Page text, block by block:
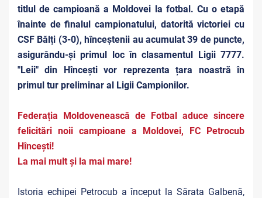
titlul de campioană a Moldovei la fotbal. Cu o etapă
înainte de finalul campionatului, datorită victoriei cu
CSF Bălți (3-0), hînceștenii au acumulat 39 de puncte,
asigurându-și primul loc în clasamentul Ligii 7777.
"Leii" din Hîncești vor reprezenta țara noastră în
primul tur preliminar al Ligii Campionilor.
Federația Moldovenească de Fotbal aduce sincere
felicitări noii campioane a Moldovei, FC Petrocub
Hîncești!
La mai mult și la mai mare!
Istoria echipei Petrocub a început la Sărata Galbenă,